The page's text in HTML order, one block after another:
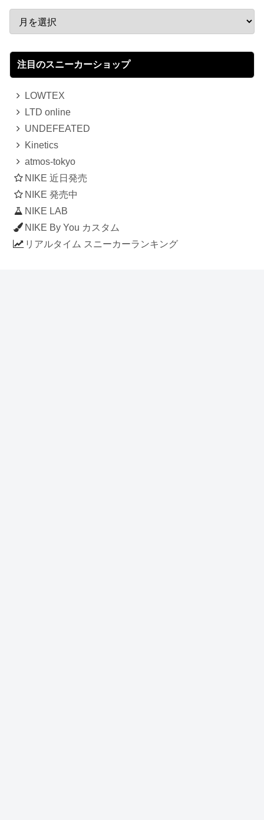
注目のスニーカーショップ
LOWTEX
LTD online
UNDEFEATED
Kinetics
atmos-tokyo
NIKE 近日発売
NIKE 発売中
NIKE LAB
NIKE By You カスタム
リアルタイム スニーカーランキング